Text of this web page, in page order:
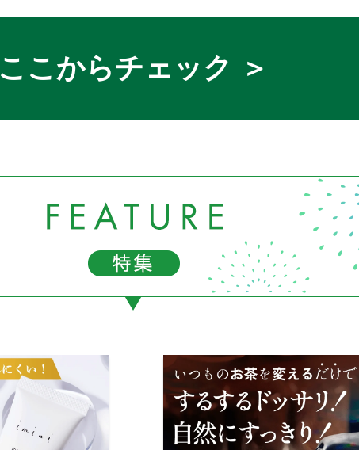
ここからチェック ＞